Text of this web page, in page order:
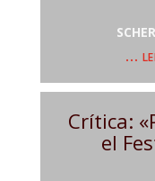
…
Crítica:
el